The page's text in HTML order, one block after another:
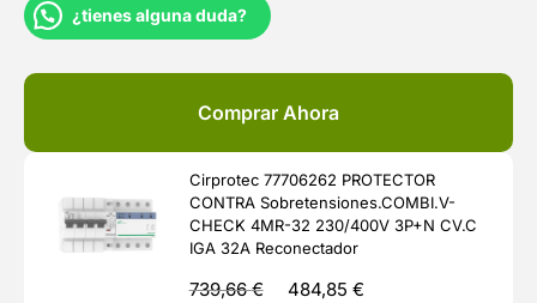
¿tienes alguna duda?
Comprar Ahora
Cirprotec 77706262 PROTECTOR
CONTRA Sobretensiones.COMBI.V-
CHECK 4MR-32 230/400V 3P+N CV.C
IGA 32A Reconectador
739,66€ 484,85 €